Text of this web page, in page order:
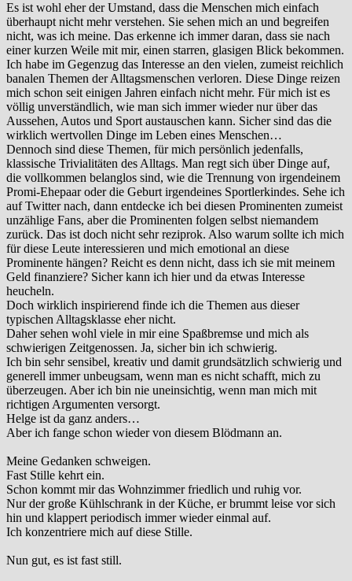
Es ist wohl eher der Umstand, dass die Menschen mich einfach
überhaupt nicht mehr verstehen. Sie sehen mich an und begreifen
nicht, was ich meine. Das erkenne ich immer daran, dass sie nach
einer kurzen Weile mit mir, einen starren, glasigen Blick bekommen.
Ich habe im Gegenzug das Interesse an den vielen, zumeist reichlich
banalen Themen der Alltagsmenschen verloren. Diese Dinge reizen
mich schon seit einigen Jahren einfach nicht mehr. Für mich ist es
völlig unverständlich, wie man sich immer wieder nur über das
Aussehen, Autos und Sport austauschen kann. Sicher sind das die
wirklich wertvollen Dinge im Leben eines Menschen…
Dennoch sind diese Themen, für mich persönlich jedenfalls,
klassische Trivialitäten des Alltags. Man regt sich über Dinge auf,
die vollkommen belanglos sind, wie die Trennung von irgendeinem
Promi-Ehepaar oder die Geburt irgendeines Sportlerkindes. Sehe ich
auf Twitter nach, dann entdecke ich bei diesen Prominenten zumeist
unzählige Fans, aber die Prominenten folgen selbst niemandem
zurück. Das ist doch nicht sehr reziprok. Also warum sollte ich mich
für diese Leute interessieren und mich emotional an diese
Prominente hängen? Reicht es denn nicht, dass ich sie mit meinem
Geld finanziere? Sicher kann ich hier und da etwas Interesse
heucheln.
Doch wirklich inspirierend finde ich die Themen aus dieser
typischen Alltagsklasse eher nicht.
Daher sehen wohl viele in mir eine Spaßbremse und mich als
schwierigen Zeitgenossen. Ja, sicher bin ich schwierig.
Ich bin sehr sensibel, kreativ und damit grundsätzlich schwierig und
generell immer unbeugsam, wenn man es nicht schafft, mich zu
überzeugen. Aber ich bin nie uneinsichtig, wenn man mich mit
richtigen Argumenten versorgt.
Helge ist da ganz anders…
Aber ich fange schon wieder von diesem Blödmann an.
Meine Gedanken schweigen.
Fast Stille kehrt ein.
Schon kommt mir das Wohnzimmer friedlich und ruhig vor.
Nur der große Kühlschrank in der Küche, er brummt leise vor sich
hin und klappert periodisch immer wieder einmal auf.
Ich konzentriere mich auf diese Stille.
Nun gut, es ist fast still.